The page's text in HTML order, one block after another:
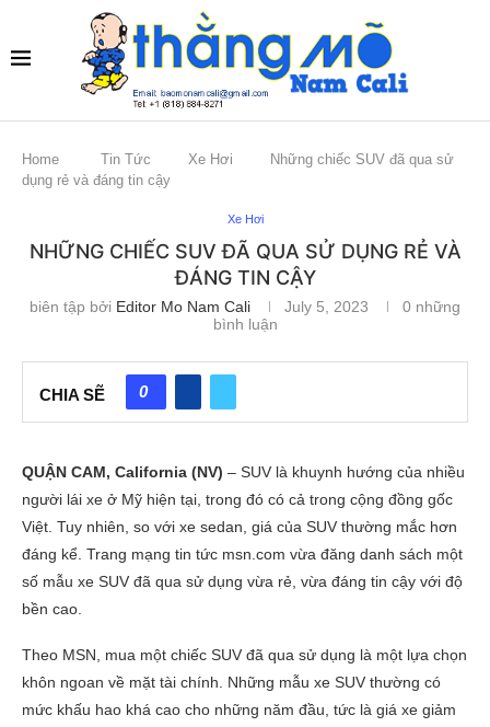
Home Tin Tức Xe Hơi
Những chiếc SUV đã qua sử
dụng rẻ và đáng tin cậy
Xe Hơi
NHỮNG CHIẾC SUV ĐÃ QUA SỬ DỤNG RẺ VÀ
ĐÁNG TIN CẬY
biên tập bởi Editor Mo Nam Cali July 5, 2023
0 những
bình luận
CHIA SẼ 0
QUẬN CAM, California (NV) – SUV là khuynh hướng của nhiều
người lái xe ở Mỹ hiện tại, trong đó có cả trong cộng đồng gốc
Việt. Tuy nhiên, so với xe sedan, giá của SUV thường mắc hơn
đáng kể. Trang mạng tin tức msn.com vừa đăng danh sách một
số mẫu xe SUV đã qua sử dụng vừa rẻ, vừa đáng tin cậy với độ
bền cao.
Theo MSN, mua một chiếc SUV đã qua sử dụng là một lựa chọn
khôn ngoan về mặt tài chính. Những mẫu xe SUV thường có
mức khấu hao khá cao cho những năm đầu, tức là giá xe giảm